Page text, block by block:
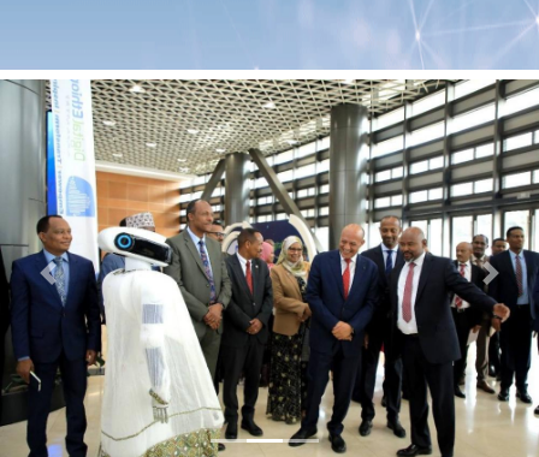
Previous Next